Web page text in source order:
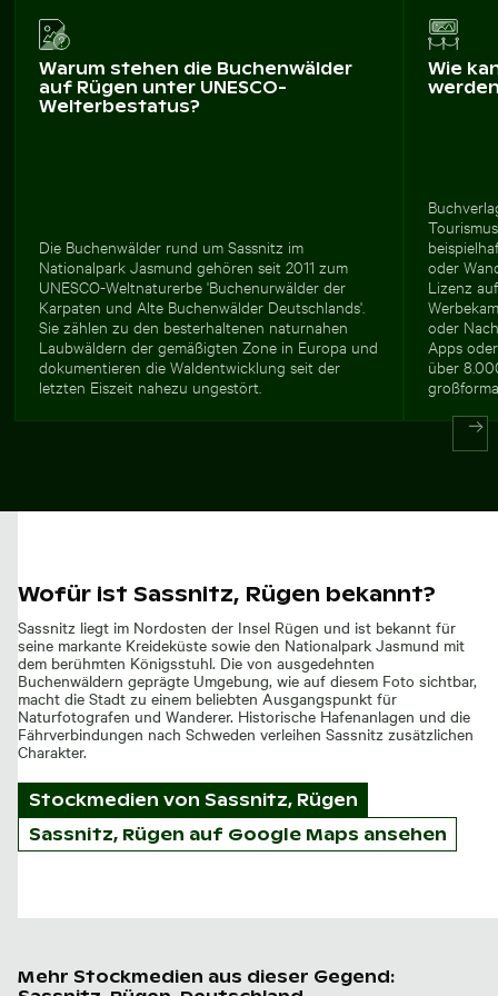
Warum stehen die Buchenwälder
auf Rügen unter UNESCO-
Welterbestatus?
Die Buchenwälder rund um Sassnitz im
Nationalpark Jasmund gehören seit 2011 zum
UNESCO-Weltnaturerbe 'Buchenurwälder der
Karpaten und Alte Buchenwälder Deutschlands'.
Sie zählen zu den besterhaltenen naturnahen
Laubwäldern der gemäßigten Zone in Europa und
dokumentieren die Waldentwicklung seit der
letzten Eiszeit nahezu ungestört.
Wie
oder
Lizenz
oder
Apps
über
Wofür ist Sassnitz, Rügen bekannt?
Sassnitz liegt im Nordosten der Insel Rügen und ist bekannt für
seine markante Kreideküste sowie den Nationalpark Jasmund mit
dem berühmten Königsstuhl. Die von ausgedehnten
Buchenwäldern geprägte Umgebung, wie auf diesem Foto sichtbar,
macht die Stadt zu einem beliebten Ausgangspunkt für
Naturfotografen und Wanderer. Historische Hafenanlagen und die
Fährverbindungen nach Schweden verleihen Sassnitz zusätzlichen
Charakter.
Stockmedien von Sassnitz, Rügen
Sassnitz, Rügen auf Google Maps ansehen
Mehr Stockmedien aus dieser Gegend: